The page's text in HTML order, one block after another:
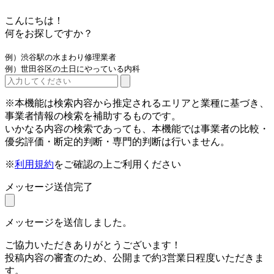
こんにちは！
何をお探しですか？
例）渋谷駅の水まわり修理業者
例）世田谷区の土日にやっている内科
※本機能は検索内容から推定されるエリアと業種に基づき、
事業者情報の検索を補助するものです。
いかなる内容の検索であっても、本機能では事業者の比較・
優劣評価・断定的判断・専門的判断は行いません。
※利用規約をご確認の上ご利用ください
メッセージ送信完了
メッセージを送信しました。
ご協力いただきありがとうございます！
投稿内容の審査のため、公開まで約3営業日程度いただきま
す。